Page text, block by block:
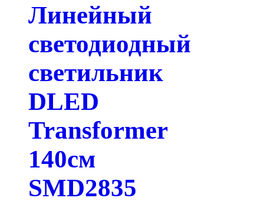
Линейный
светодиодный
светильник
DLED
Transformer
140см
SMD2835